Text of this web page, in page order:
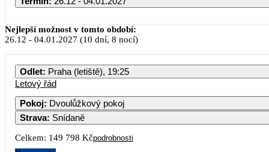
Nejlepší možnost v tomto období:
26.12 - 04.01.2027 (10 dní, 8 nocí)
Odlet: Praha (letiště), 19:25
Letový řád
Pokoj: Dvoulůžkový pokoj
Strava: Snídaně
Celkem: 149 798 Kčpodrobnosti